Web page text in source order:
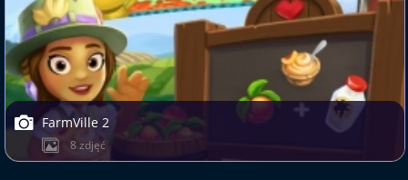
FarmVille 2
8 zdjęć